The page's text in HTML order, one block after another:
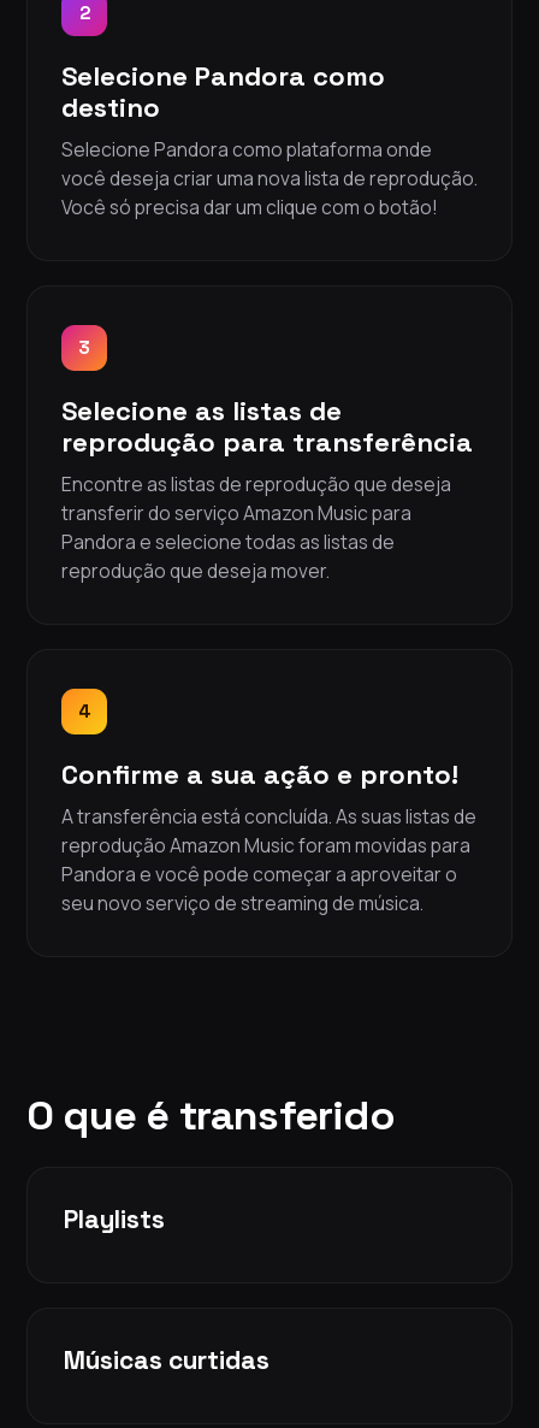
2
Selecione Pandora como
destino
Selecione Pandora como plataforma onde
você deseja criar uma nova lista de reprodução.
Você só precisa dar um clique com o botão!
3
Selecione as listas de
reprodução para transferência
Encontre as listas de reprodução que deseja
transferir do serviço Amazon Music para
Pandora e selecione todas as listas de
reprodução que deseja mover.
4
Confirme a sua ação e pronto!
A transferência está concluída. As suas listas de
reprodução Amazon Music foram movidas para
Pandora e você pode começar a aproveitar o
seu novo serviço de streaming de música.
O que é transferido
Playlists
Músicas curtidas